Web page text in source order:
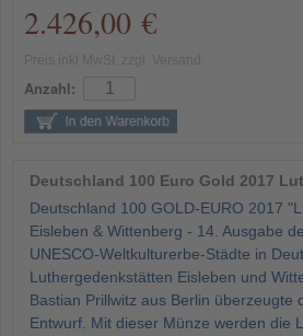
2.426,00 €
Anzahl:
Deutschland 100 Euro Gold 2017
Deutschland 100 GOLD-EURO 2017
Eisleben & Wittenberg - 14. Ausgabe
UNESCO-Weltkulturerbe-Städte in
Luthergedenkstätten Eisleben und
Bastian Prillwitz aus Berlin überzeugte
Entwurf. Mit dieser Münze werden die